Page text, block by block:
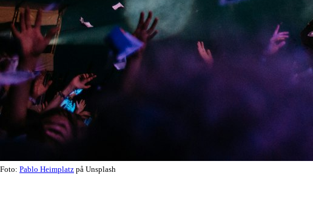
Foto: Pablo Heimplatz på Unsplash